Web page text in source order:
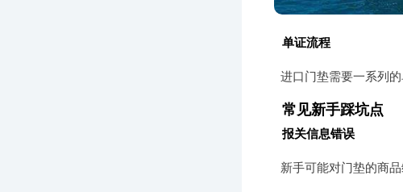
单证流程
进口门垫需要一系列
常见新手踩坑点
报关信息错误
新手可能对门垫的商